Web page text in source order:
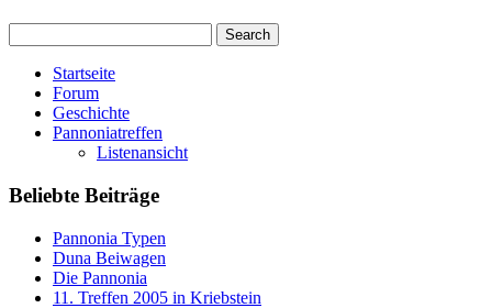
Startseite
Forum
Geschichte
Pannoniatreffen
Listenansicht
Beliebte Beiträge
Pannonia Typen
Duna Beiwagen
Die Pannonia
11. Treffen 2005 in Kriebstein